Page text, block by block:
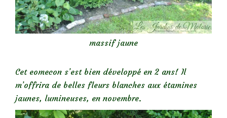
massif jaune
Cet eomecon s’est bien développé en 2 ans! Il
m’offrira de belles fleurs blanches aux étamines
jaunes, lumineuses, en novembre.